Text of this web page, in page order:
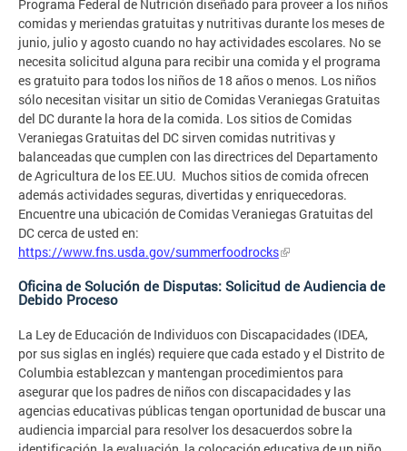
Programa Federal de Nutrición diseñado para proveer a los niños
comidas y meriendas gratuitas y nutritivas durante los meses de
junio, julio y agosto cuando no hay actividades escolares. No se
necesita solicitud alguna para recibir una comida y el programa
es gratuito para todos los niños de 18 años o menos. Los niños
sólo necesitan visitar un sitio de Comidas Veraniegas Gratuitas
del DC durante la hora de la comida. Los sitios de Comidas
Veraniegas Gratuitas del DC sirven comidas nutritivas y
balanceadas que cumplen con las directrices del Departamento
de Agricultura de los EE.UU. Muchos sitios de comida ofrecen
además actividades seguras, divertidas y enriquecedoras.
Encuentre una ubicación de Comidas Veraniegas Gratuitas del
DC cerca de usted en:
https://www.fns.usda.gov/summerfoodrocks
Oficina de Solución de Disputas: Solicitud de Audiencia de
Debido Proceso
La Ley de Educación de Individuos con Discapacidades (IDEA,
por sus siglas en inglés) requiere que cada estado y el Distrito de
Columbia establezcan y mantengan procedimientos para
asegurar que los padres de niños con discapacidades y las
agencias educativas públicas tengan oportunidad de buscar una
audiencia imparcial para resolver los desacuerdos sobre la